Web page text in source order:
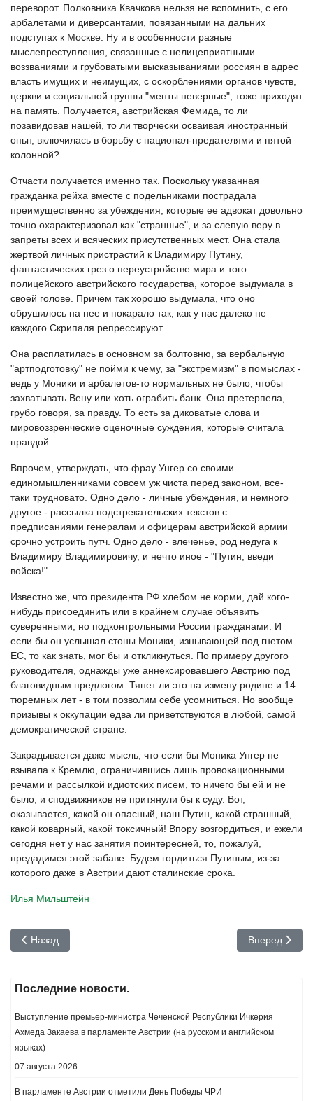
переворот. Полковника Квачкова нельзя не вспомнить, с его
арбалетами и диверсантами, повязанными на дальних
подступах к Москве. Ну и в особенности разные
мыслепреступления, связанные с нелицеприятными
воззваниями и грубоватыми высказываниями россиян в адрес
власть имущих и неимущих, с оскорблениями органов чувств,
церкви и социальной группы "менты неверные", тоже приходят
на память. Получается, австрийская Фемида, то ли
позавидовав нашей, то ли творчески осваивая иностранный
опыт, включилась в борьбу с национал-предателями и пятой
колонной?
Отчасти получается именно так. Поскольку указанная
гражданка рейха вместе с подельниками пострадала
преимущественно за убеждения, которые ее адвокат довольно
точно охарактеризовал как "странные", и за слепую веру в
запреты всех и всяческих присутственных мест. Она стала
жертвой личных пристрастий к Владимиру Путину,
фантастических грез о переустройстве мира и того
полицейского австрийского государства, которое выдумала в
своей голове. Причем так хорошо выдумала, что оно
обрушилось на нее и покарало так, как у нас далеко не
каждого Скрипаля репрессируют.
Она расплатилась в основном за болтовню, за вербальную
"артподготовку" не пойми к чему, за "экстремизм" в помыслах -
ведь у Моники и арбалетов-то нормальных не было, чтобы
захватывать Вену или хоть ограбить банк. Она претерпела,
грубо говоря, за правду. То есть за диковатые слова и
мировоззренческие оценочные суждения, которые считала
правдой.
Впрочем, утверждать, что фрау Унгер со своими
единомышленниками совсем уж чиста перед законом, все-
таки трудновато. Одно дело - личные убеждения, и немного
другое - рассылка подстрекательских текстов с
предписаниями генералам и офицерам австрийской армии
срочно устроить путч. Одно дело - влеченье, род недуга к
Владимиру Владимировичу, и нечто иное - "Путин, введи
войска!".
Известно же, что президента РФ хлебом не корми, дай кого-
нибудь присоединить или в крайнем случае объявить
суверенными, но подконтрольными России гражданами. И
если бы он услышал стоны Моники, изнывающей под гнетом
ЕС, то как знать, мог бы и откликнуться. По примеру другого
руководителя, однажды уже аннексировавшего Австрию под
благовидным предлогом. Тянет ли это на измену родине и 14
тюремных лет - в том позволим себе усомниться. Но вообще
призывы к оккупации едва ли приветствуются в любой, самой
демократической стране.
Закрадывается даже мысль, что если бы Моника Унгер не
взывала к Кремлю, ограничившись лишь провокационными
речами и рассылкой идиотских писем, то ничего бы ей и не
было, и сподвижников не притянули бы к суду. Вот,
оказывается, какой он опасный, наш Путин, какой страшный,
какой коварный, какой токсичный! Впору возгордиться, и ежели
сегодня нет у нас занятия поинтересней, то, пожалуй,
предадимся этой забаве. Будем гордиться Путиным, из-за
которого даже в Австрии дают сталинские срока.
Илья Мильштейн
Предыдущий: Могила для вождя
Назад Следующий:
Вперед
Последние новости.
Выступление премьер-министра Чеченской Республики Ичкерия
Ахмеда Закаева в парламенте Австрии (на русском и английском
языках)
07 августа 2026
В парламенте Австрии отметили День Победы ЧРИ